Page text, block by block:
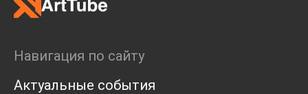
Навигация по сайту
Актуальные события